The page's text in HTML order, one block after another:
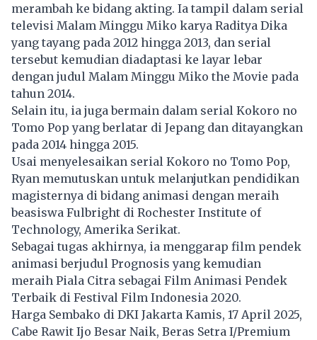
merambah ke bidang akting. Ia tampil dalam serial
televisi Malam Minggu Miko karya Raditya Dika
yang tayang pada 2012 hingga 2013, dan serial
tersebut kemudian diadaptasi ke layar lebar
dengan judul Malam Minggu Miko the Movie pada
tahun 2014.
Selain itu, ia juga bermain dalam serial Kokoro no
Tomo Pop yang berlatar di Jepang dan ditayangkan
pada 2014 hingga 2015.
Usai menyelesaikan serial Kokoro no Tomo Pop,
Ryan memutuskan untuk melanjutkan pendidikan
magisternya di bidang animasi dengan meraih
beasiswa Fulbright di Rochester Institute of
Technology, Amerika Serikat.
Sebagai tugas akhirnya, ia menggarap film pendek
animasi berjudul Prognosis yang kemudian
meraih Piala Citra sebagai Film Animasi Pendek
Terbaik di Festival Film Indonesia 2020.
Harga Sembako di DKI Jakarta Kamis, 17 April 2025,
Cabe Rawit Ijo Besar Naik, Beras Setra I/Premium